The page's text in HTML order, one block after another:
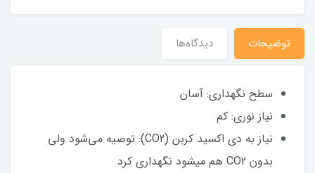
توضیحات دیدگاه‌ها
سطح نگهداری: آسان
نیاز نوری: کم
نیاز به دی اکسید کربن (CO2): توصیه می‌شود ولی
بدون CO2 هم میشود نگهداری کرد